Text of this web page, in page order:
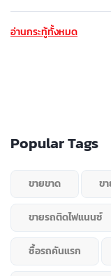
อ่านกระทู้ทั้งหมด
Popular Tags
ขายขาด ข
ขายรถติดไฟแนนซ์
ซื้อรถคันแรก